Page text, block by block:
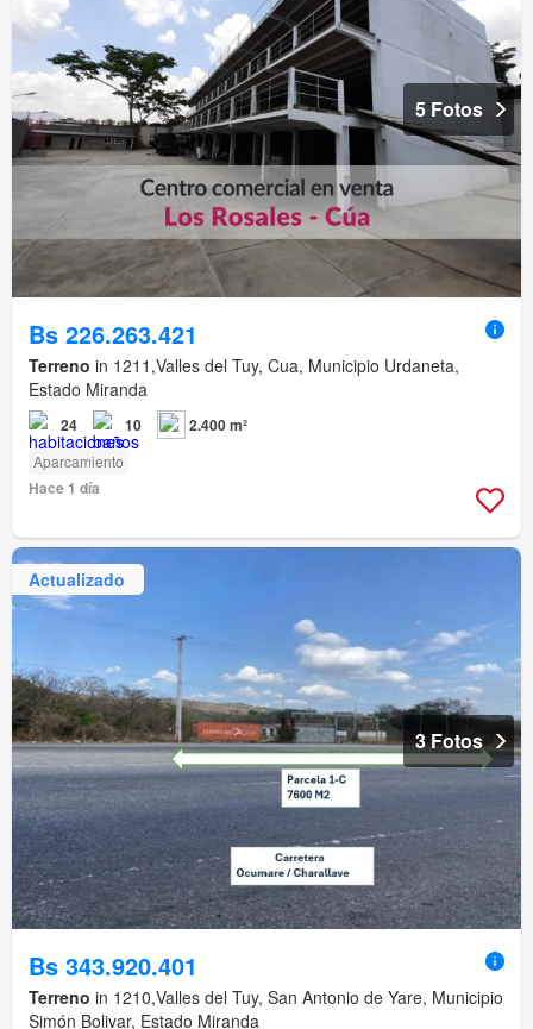
5 Fotos
Bs 226.263.421
Terreno in 1211,Valles del Tuy, Cua, Municipio Urdaneta,
Estado Miranda
24 10 2.400 m²
Aparcamiento
Hace 1 día
Actualizado
3 Fotos
Bs 343.920.401
Terreno in 1210,Valles del Tuy, San Antonio de Yare, Municipio
Simón Bolivar, Estado Miranda